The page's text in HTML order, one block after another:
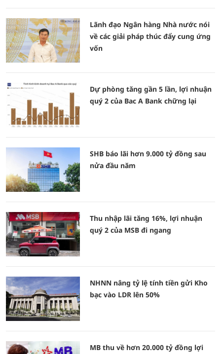
Lãnh đạo Ngân hàng Nhà nước nói
về các giải pháp thúc đẩy cung ứng
vốn
Dự phòng tăng gần 5 lần, lợi nhuận
quý 2 của Bac A Bank chững lại
SHB báo lãi hơn 9.000 tỷ đồng sau
nửa đầu năm
Thu nhập lãi tăng 16%, lợi nhuận
quý 2 của MSB đi ngang
NHNN nâng tỷ lệ tính tiền gửi Kho
bạc vào LDR lên 50%
MB thu về hơn 20.000 tỷ đồng lợi